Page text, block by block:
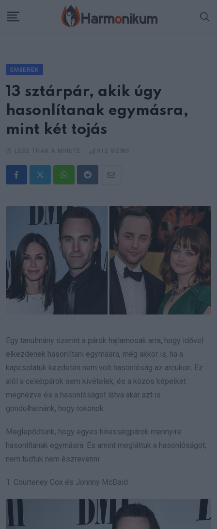
EMBEREK
13 sztárpár, akik úgy
hasonlítanak egymásra,
mint két tojás
WhatsappRedditShare
Email
Egy tanulmány szerint a párok hajlamosak arra, hogy idővel
elkezdenek hasonlítani egymásra, még akkor is, ha a
kapcsolatuk kezdetén nem volt hasonlóság az arcukon. Ez
alól a celebpárok sem kivételek, és a közös képeiket
megnézve és a hasonlóságot látva akár azt is
gondolhatnánk, hogy rokonok.
Meglepődtünk, hogy egyes hírességpárok mennyire
hasonlítanak egymásra. És amint megláttuk a hasonlóságot,
nem tudtuk nem észrevenni.
1. Courteney Cox és Johnny McDaid